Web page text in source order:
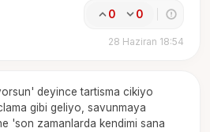
0 0
28 Haziran 18:54
deyince tartisma cikiyo
gibi geliyo, savunmaya
'son zamanlarda kendimi sana